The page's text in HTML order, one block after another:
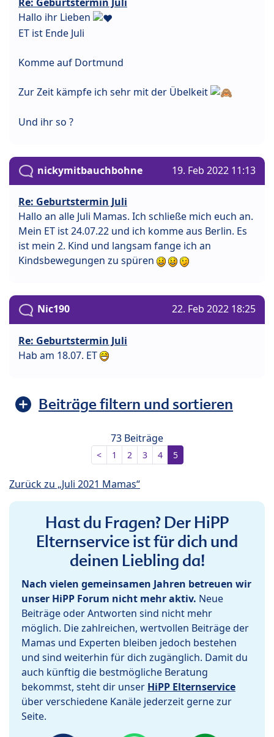
Hallo ihr Lieben
ET ist Ende Juli
Komme auf Dortmund
Zur Zeit kämpfe ich sehr mit der Übelkeit
Und ihr so ?
nickymitbauchbohne 19. Feb 2022 11:13
Re: Geburtstermin Juli
Hallo an alle Juli Mamas. Ich schließe mich euch an.
Mein ET ist 24.07.22 und ich komme aus Berlin. Es
ist mein 2. Kind und langsam fange ich an
Kindsbewegungen zu spüren
Nic190 22. Feb 2022 18:25
Re: Geburtstermin Juli
Hab am 18.07. ET
Beiträge filtern und sortieren
73 Beiträge
< 1 2 3 4 5
Zurück zu „Juli 2021 Mamas“
Hast du Fragen? Der HiPP
Elternservice ist für dich und
deinen Liebling da!
Nach vielen gemeinsamen Jahren betreuen wir
unser HiPP Forum nicht mehr aktiv. Neue
Beiträge oder Antworten sind nicht mehr
möglich. Die zahlreichen, wertvollen Beiträge der
Mamas und Experten bleiben jedoch bestehen
und sind weiterhin für dich zugänglich. Damit du
auch künftig die bestmögliche Beratung
bekommst, steht dir unser HiPP Elternservice
über verschiedene Kanäle jederzeit gerne zur
Seite.